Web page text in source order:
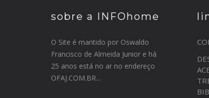
sobre a INFOhome
O Site é mantido por Oswaldo
Francisco de Almeida Junior e há
25 anos está no ar no endereço
OFAJ.COM.BR...